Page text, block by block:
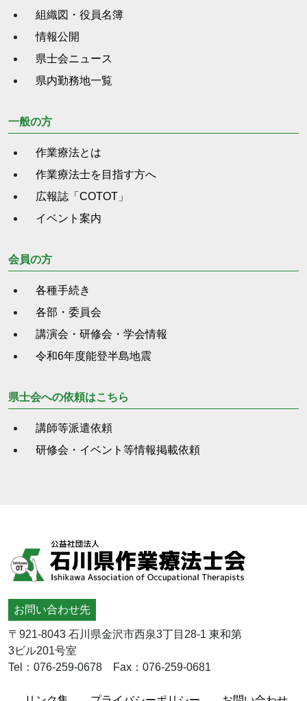
組織図・役員名簿
情報公開
県士会ニュース
県内勤務地一覧
一般の方
作業療法とは
作業療法士を目指す方へ
広報誌「COTOT」
イベント案内
会員の方
各種手続き
各部・委員会
講演会・研修会・学会情報
令和6年度能登半島地震
県士会への依頼はこちら
講師等派遣依頼
研修会・イベント等情報掲載依頼
お問い合わせ先
〒921-8043 石川県金沢市西泉3丁目28-1 東和第
3ビル201号室
Tel：076-259-0678 Fax：076-259-0681